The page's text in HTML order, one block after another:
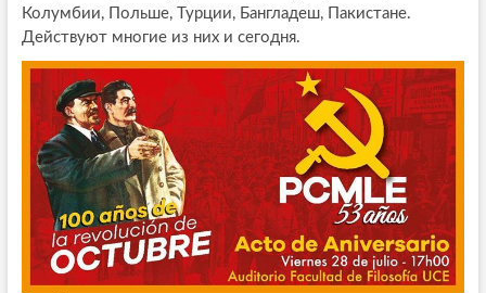
Колумбии, Польше, Турции, Бангладеш, Пакистане.
Действуют многие из них и сегодня.